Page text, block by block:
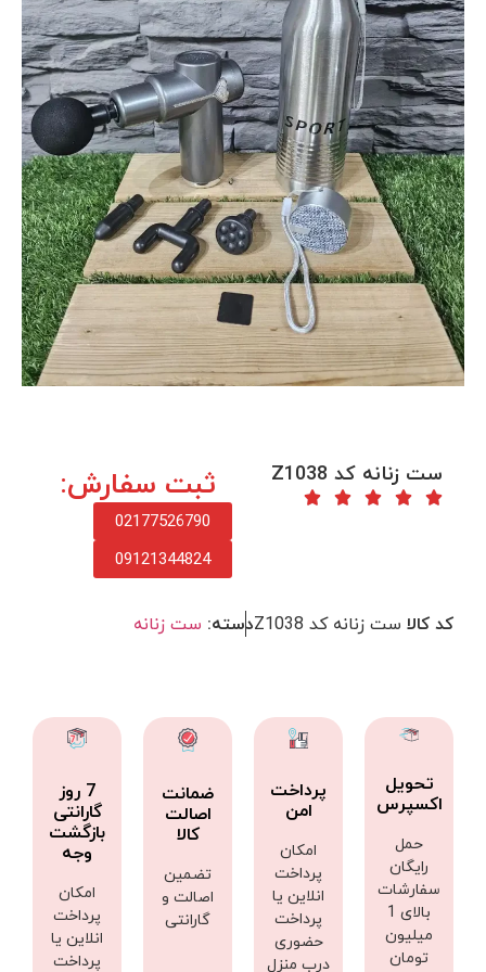
ست زنانه کد Z1038 ثبت سفارش:
02177526790
09121344824
کد کالا ست زنانه کد Z1038 دسته: ست زنانه
تحویل
اکسپرس
حمل
رایگان
سفارشات
بالای 1
میلیون
تومان
پرداخت
امن
امکان
پرداخت
انلاین یا
پرداخت
حضوری
درب منزل
ضمانت
اصالت
کالا
تضمین
اصالت و
گارانتی
7 روز
گارانتی
بازگشت
وجه
امکان
پرداخت
انلاین یا
پرداخت